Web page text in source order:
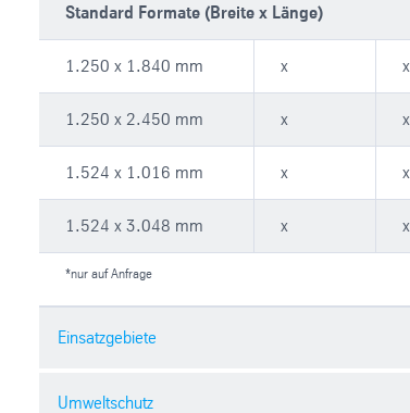
Standard Formate (Breite x Länge)
1.250 x 1.840 mm x x
1.250 x 2.450 mm x x
1.524 x 1.016 mm x x
1.524 x 3.048 mm x x
*nur auf Anfrage
Einsatzgebiete
Kurzfristige Werbeaktionen im Innenbereich:
Umweltschutz